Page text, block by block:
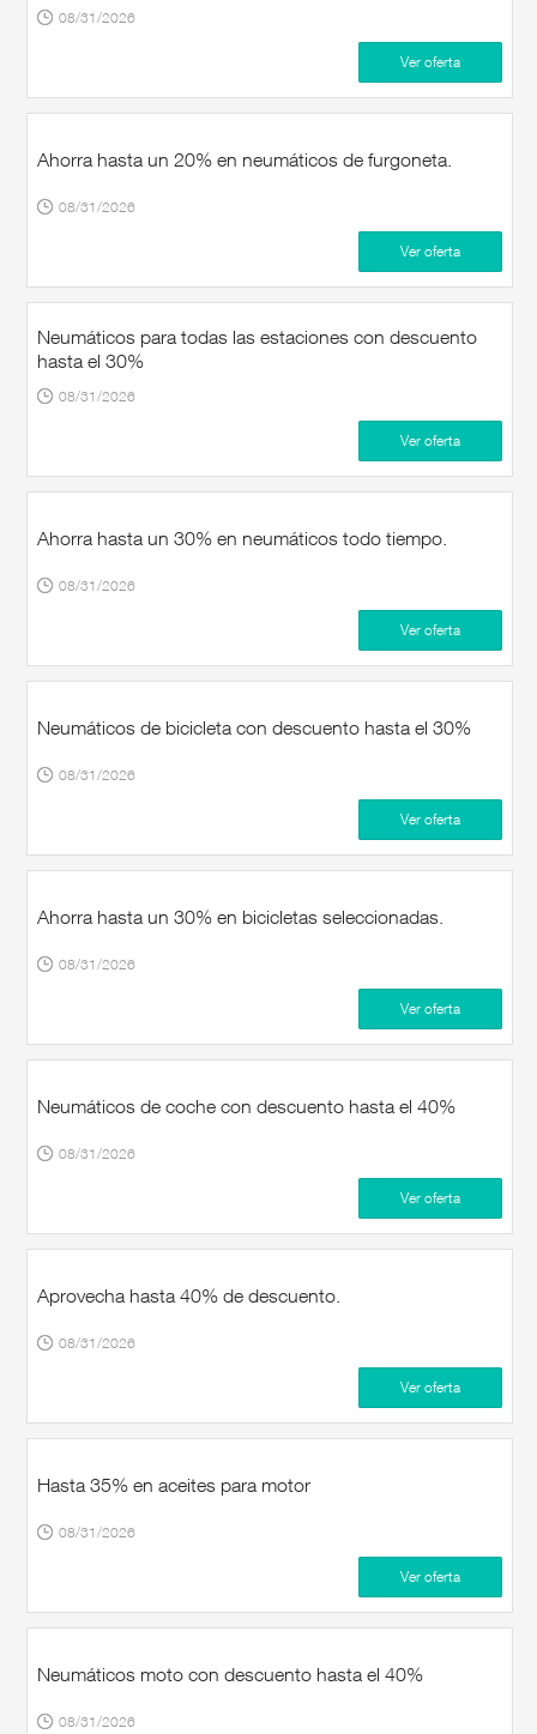
08/31/2026
Ver oferta
Ahorra hasta un 20% en neumáticos de furgoneta.
08/31/2026
Ver oferta
Neumáticos para todas las estaciones con descuento
hasta el 30%
08/31/2026
Ver oferta
Ahorra hasta un 30% en neumáticos todo tiempo.
08/31/2026
Ver oferta
Neumáticos de bicicleta con descuento hasta el 30%
08/31/2026
Ver oferta
Ahorra hasta un 30% en bicicletas seleccionadas.
08/31/2026
Ver oferta
Neumáticos de coche con descuento hasta el 40%
08/31/2026
Ver oferta
Aprovecha hasta 40% de descuento.
08/31/2026
Ver oferta
Hasta 35% en aceites para motor
08/31/2026
Ver oferta
Neumáticos moto con descuento hasta el 40%
08/31/2026